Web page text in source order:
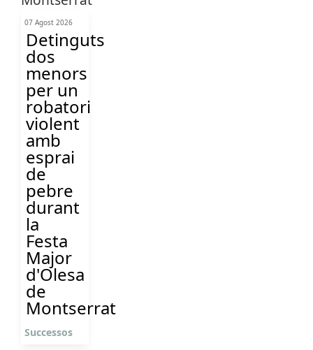
07 Agost 2026
Detinguts
dos
menors
per un
robatori
violent
amb
esprai
de
pebre
durant
la
Festa
Major
d'Olesa
de
Montserrat
Successos